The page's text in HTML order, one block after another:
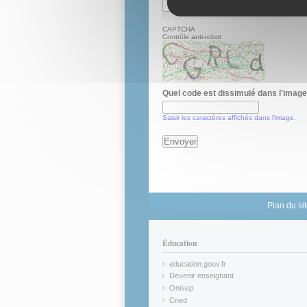
CAPTCHA
Contrôle anti-robot
Quel code est dissimulé dans
Saisir les caractères affichés dans l'image.
Plan du
Éducation
education.gouv.fr
(link is external)
Devenir enseignant
(link is external)
Onisep
(link is external)
Cned